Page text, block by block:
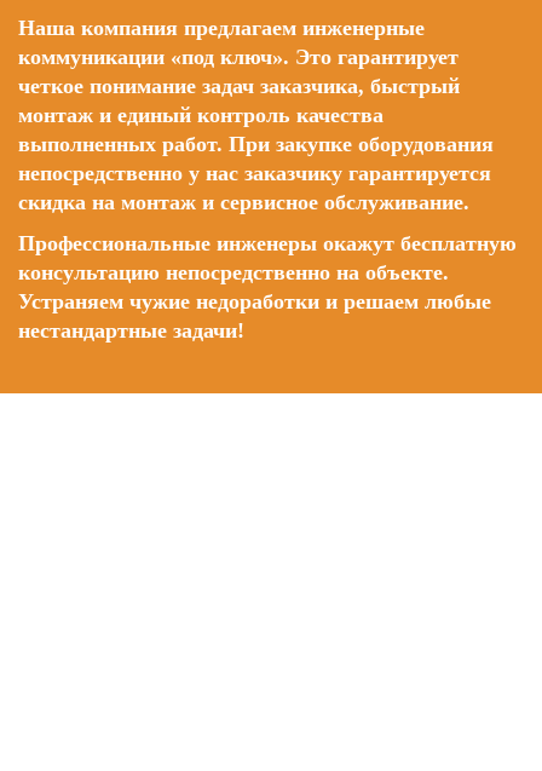
Наша компания предлагаем инженерные
коммуникации «под ключ». Это гарантирует
четкое понимание задач заказчика, быстрый
монтаж и единый контроль качества
выполненных работ. При закупке оборудования
непосредственно у нас заказчику гарантируется
скидка на монтаж и сервисное обслуживание.
Профессиональные инженеры окажут бесплатную
консультацию непосредственно на объекте.
Устраняем чужие недоработки и решаем любые
нестандартные задачи!